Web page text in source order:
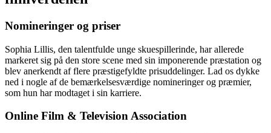
Nomineringer og priser
Sophia Lillis, den talentfulde unge skuespillerinde, har allerede
markeret sig på den store scene med sin imponerende præstation og
blev anerkendt af flere præstigefyldte prisuddelinger. Lad os dykke
ned i nogle af de bemærkelsesværdige nomineringer og præmier,
som hun har modtaget i sin karriere.
Online Film & Television Association